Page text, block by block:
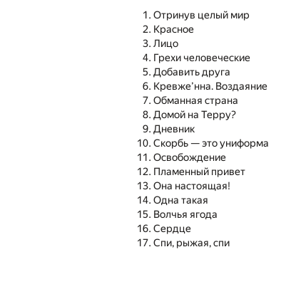
Отринув целый мир
Красное
Лицо
Грехи человеческие
Добавить друга
Кревже’нна. Воздаяние
Обманная страна
Домой на Терру?
Дневник
Скорбь — это униформа
Освобождение
Пламенный привет
Она настоящая!
Одна такая
Волчья ягода
Сердце
Спи, рыжая, спи